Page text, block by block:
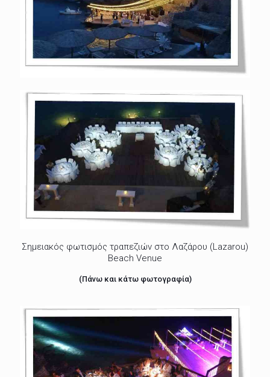
Σημειακός φωτισμός τραπεζιών στο Λαζάρου (Lazarou)
Beach Venue
(Πάνω και κάτω φωτογραφία)